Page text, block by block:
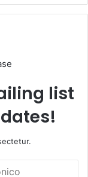
list